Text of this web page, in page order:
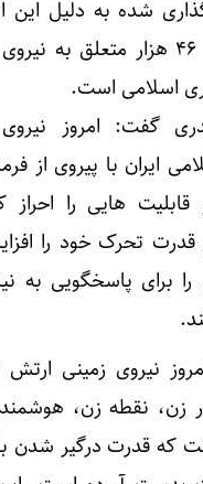
هزار شهید، ۴۶ هزار متعلق
اسلامی است.
گفت: امروز
ایران با پیروی از
قابلیت هایی را
قدرت تحرک خود را
برای پاسخگویی به
نیروی زمینی
زن، نقطه زن،
که قدرت درگیر شدن